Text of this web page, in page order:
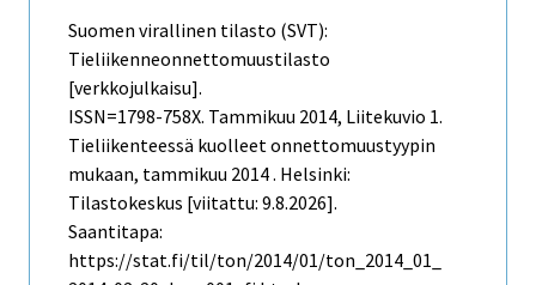
Suomen virallinen tilasto (SVT):
Tieliikenneonnettomuustilasto
[verkkojulkaisu].
ISSN=1798-758X. Tammikuu 2014, Liitekuvio 1.
Tieliikenteessä kuolleet onnettomuustyypin
mukaan, tammikuu 2014 . Helsinki:
Tilastokeskus [viitattu: 9.8.2026].
Saantitapa:
https://stat.fi/til/ton/2014/01/ton_2014_01_